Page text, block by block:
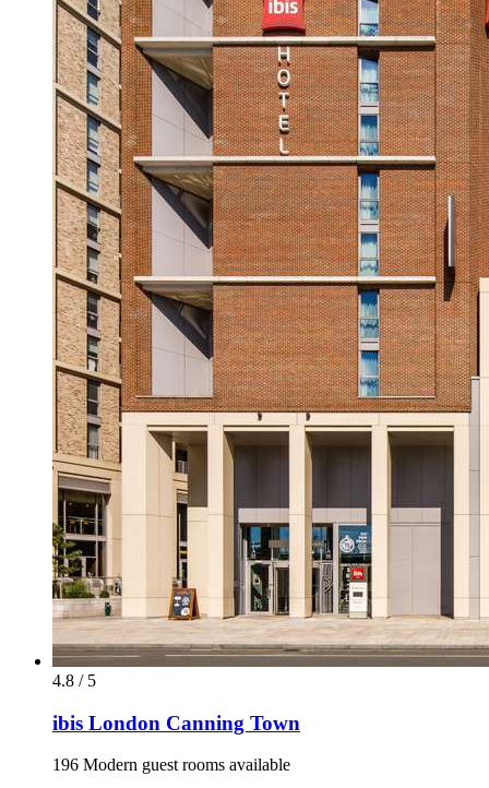
4.8 / 5
ibis London Canning Town
196 Modern guest rooms available